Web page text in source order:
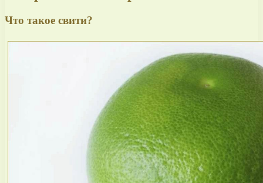
Что такое свити?